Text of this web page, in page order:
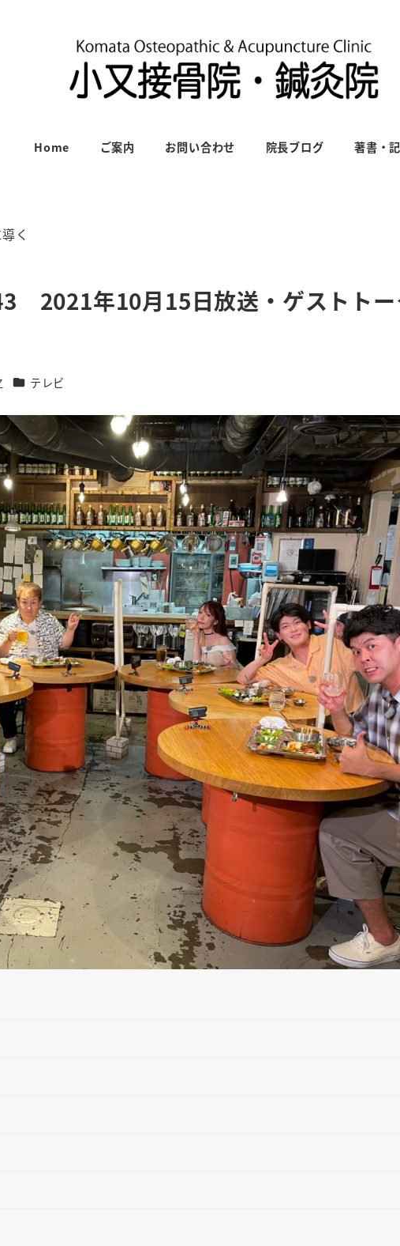
Home ご案内 お問い合わせ 院長ブログ 著書・
く
2021年10月15日放送・ゲストト
カテゴリー
テレビ